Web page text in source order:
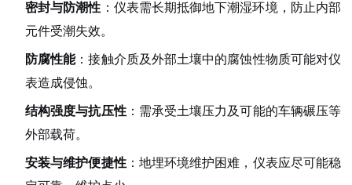
密封与防潮性 ：仪表需长期抵御地下潮湿环境，防止内部
元件受潮失效。
防腐性能：接触介质及外部土壤中的腐蚀性物质可能对仪
表造成侵蚀。
结构强度与抗压性：需承受土壤压力及可能的车辆碾压等
外部载荷。
安装与维护便捷性：地埋环境维护困难，仪表应尽可能稳